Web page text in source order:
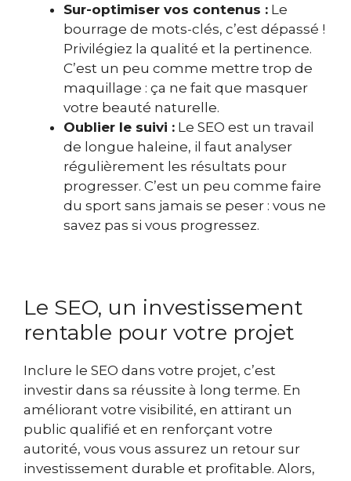
Sur-optimiser vos contenus : Le
bourrage de mots-clés, c’est dépassé !
Privilégiez la qualité et la pertinence.
C’est un peu comme mettre trop de
maquillage : ça ne fait que masquer
votre beauté naturelle.
Oublier le suivi : Le SEO est un travail
de longue haleine, il faut analyser
régulièrement les résultats pour
progresser. C’est un peu comme faire
du sport sans jamais se peser : vous ne
savez pas si vous progressez.
Le SEO, un investissement
rentable pour votre projet
Inclure le SEO dans votre projet, c’est
investir dans sa réussite à long terme. En
améliorant votre visibilité, en attirant un
public qualifié et en renforçant votre
autorité, vous vous assurez un retour sur
investissement durable et profitable. Alors,